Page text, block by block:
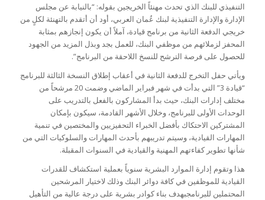
التنفيذي للبنك الذي تحدث مهنئاً الخريجين بقوله: “بالنيابة عن مجلس
الإدارة والإدارة التنفيذية لبنك عُمان العربي، أود أن أتقدم بالتهنئة لكلٍ من
خريجي الدفعة الثانية من برنامج قيادة، آملاً أن يكون إنجازهم بمثابة
المحفز لزملائهم من موظفي البنك، للعمل بجد وبذل المزيد من الجهود
للحصول على فرصة الترشح للنسخ اللاحقة من البرنامج”.
ويأتي حفل التخرج للدفعة الثانية في أعقاب إطلاق النسخة الثالثة للبرنامج
“قيادة 3” التي بدأت في شهر فبراير الماضي وضمت 20 مرشحاً من
مختلف إدارات البنك، حيث بدأ المشاركون بالفعل بالتدريب على
الوحدات الأولى للبرنامج، وخلال الأشهر القادمة، سيكون بإمكان
المشتركين الاحتكاك بأفضل الخبراء التحفيزيين والمختصين في تنمية
المهارات القيادية، وسيتم تدريبهم بأحدث المهارات والسلوكيات التي من
شأنها تطوير كفاءتهم المهنية والقيادية في السنوات المقبلة.
هذا وتقوم إدارة الموارد البشرية سنوياً بعملية استكشاف للقدرات
القيادية للموظفين في كافة دوائر البنك وذلك لاختيار المرشحين
المحتملين للبرنامجبهدف بناء كوادر بشرية على درجة عالية من التأهيل